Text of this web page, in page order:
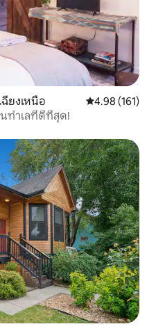
ยงเหนือ คะแนนเฉลี่ย
4.98 (161)
ทำเลที่ดีที่สุด!